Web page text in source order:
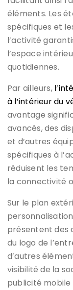
éléments. Les
spécifiques et
l’activité
l’espace
quotidiennes.
Par ailleurs,
à l’intérieur du
avantage
avancés, des
et d’autres
spécifiques à
réduisent les
la connectivité
Sur le plan
présentent des
du logo de
d’autres
visibilité de la
publicité mobile